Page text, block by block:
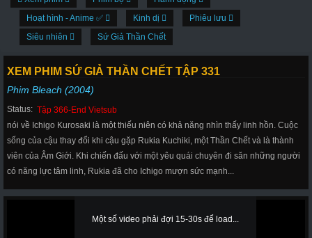
Hoạt hình - Anime ✅
Kinh dị
Phiêu lưu
Siêu nhiên
Sứ Giả Thần Chết
XEM PHIM SỨ GIẢ THẦN CHẾT TẬP 331
Phim Bleach (2004)
Status: Tập 366-End Vietsub
nói về Ichigo Kurosaki là một thiếu niên có khả năng nhìn thấy linh hồn. Cuộc
sống của cậu thay đổi khi cậu gặp Rukia Kuchiki, một Thần Chết và là thành
viên của Âm Giới. Khi chiến đấu với một yêu quái chuyên đi săn những người
có năng lực tâm linh, Rukia đã cho Ichigo mượn sức mạnh...
Một số video phải đợi 15-30s để load...